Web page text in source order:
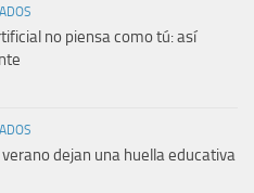
no piensa como tú: así
dejan una huella educativa